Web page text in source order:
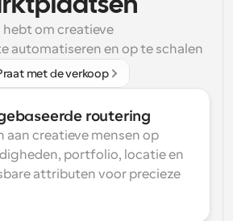
om creatieve
automatiseren en op te schalen
met de verkoop
routering
aan creatieve mensen op
portfolio, locatie en
attributen voor precieze